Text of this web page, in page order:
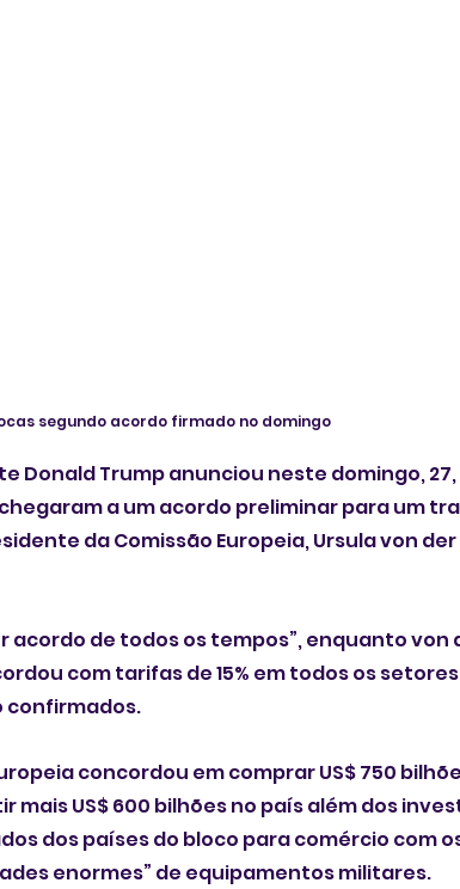
segundo acordo firmado no domingo
Donald Trump anunciou neste domingo,
chegaram a um acordo preliminar para um
da Comissão Europeia, Ursula von der
acordo de todos os tempos”, enquanto von
com tarifas de 15% em todos os
confirmados.
concordou em comprar US$ 750
mais US$ 600 bilhões no país além dos
dos países do bloco para comércio com os
enormes” de equipamentos militares.